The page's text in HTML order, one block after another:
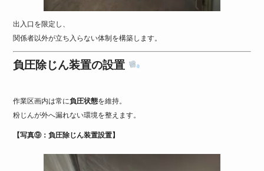
出入口を限定し、
関係者以外が立ち入らない体制を構築します。
負圧除じん装置の設置
作業区画内は常に負圧状態を維持。
粉じんが外へ漏れない環境を整えます。
【写真⑨：負圧除じん装置設置】